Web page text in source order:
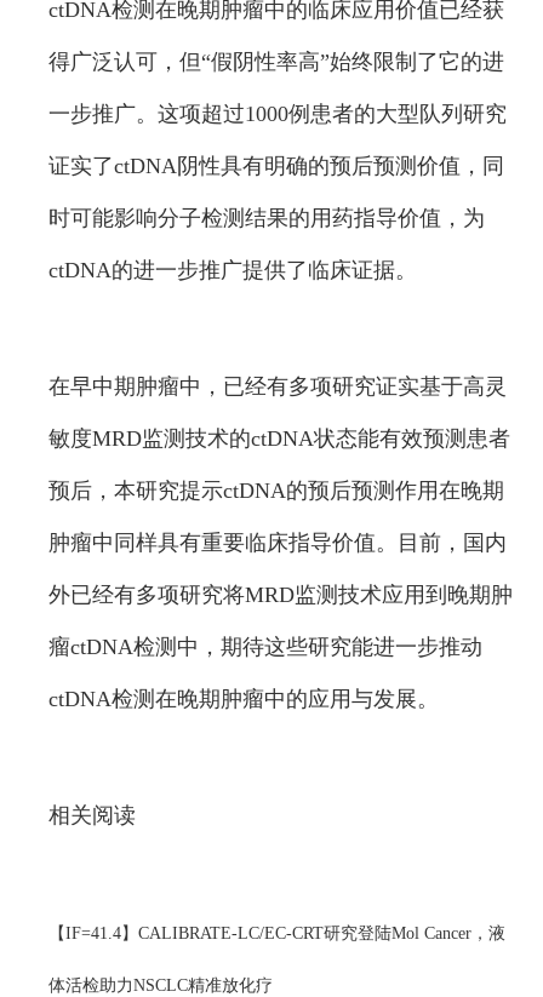
ctDNA检测在晚期肿瘤中的临床应用价值已经获
得广泛认可，但“假阴性率高”始终限制了它的进
一步推广。这项超过1000例患者的大型队列研究
证实了ctDNA阴性具有明确的预后预测价值，同
时可能影响分子检测结果的用药指导价值，为
ctDNA的进一步推广提供了临床证据。
在早中期肿瘤中，已经有多项研究证实基于高灵
敏度MRD监测技术的ctDNA状态能有效预测患者
预后，本研究提示ctDNA的预后预测作用在晚期
肿瘤中同样具有重要临床指导价值。目前，国内
外已经有多项研究将MRD监测技术应用到晚期肿
瘤ctDNA检测中，期待这些研究能进一步推动
ctDNA检测在晚期肿瘤中的应用与发展。
相关阅读
【IF=41.4】CALIBRATE-LC/EC-CRT研究登陆Mol Cancer，液
体活检助力NSCLC精准放化疗